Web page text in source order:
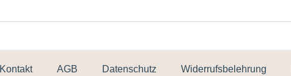
Kontakt AGB Datenschutz Widerrufsbelehrung